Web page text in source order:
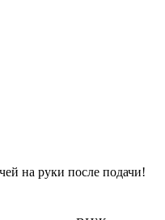
на руки после подачи!